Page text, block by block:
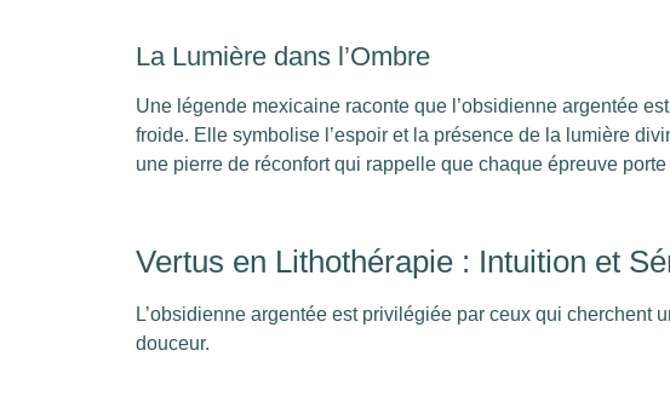
La Lumière dans l’Ombre
Une légende mexicaine raconte que l’obsidienne argentée
froide. Elle symbolise l’espoir et la présence de la lumière
une pierre de réconfort qui rappelle que chaque épreuve
Vertus en Lithothérapie : Intuition et
L’obsidienne argentée est privilégiée par ceux qui cherchent
douceur.